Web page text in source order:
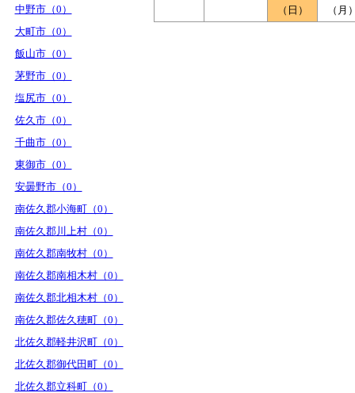
中野市（0）
大町市（0）
飯山市（0）
茅野市（0）
塩尻市（0）
佐久市（0）
千曲市（0）
東御市（0）
安曇野市（0）
南佐久郡小海町（0）
南佐久郡川上村（0）
南佐久郡南牧村（0）
南佐久郡南相木村（0）
南佐久郡北相木村（0）
南佐久郡佐久穂町（0）
北佐久郡軽井沢町（0）
北佐久郡御代田町（0）
北佐久郡立科町（0）
（日）
（月